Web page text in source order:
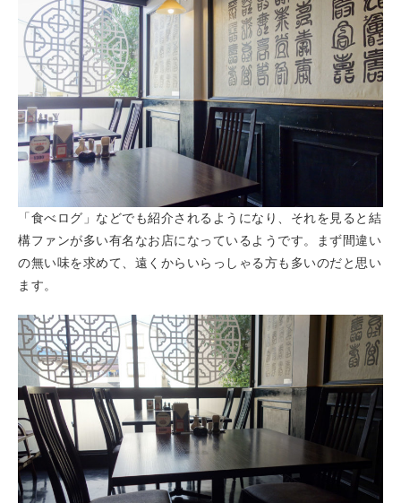
「食べログ」などでも紹介されるようになり、それを見ると結
構ファンが多い有名なお店になっているようです。まず間違い
の無い味を求めて、遠くからいらっしゃる方も多いのだと思い
ます。